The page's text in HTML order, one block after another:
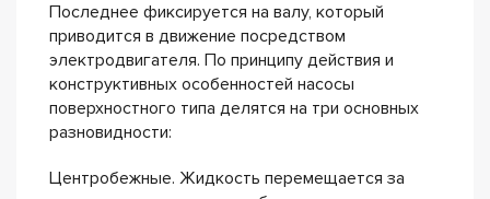
Последнее фиксируется на валу, который
приводится в движение посредством
электродвигателя. По принципу действия и
конструктивных особенностей насосы
поверхностного типа делятся на три основных
разновидности:
Центробежные. Жидкость перемещается за